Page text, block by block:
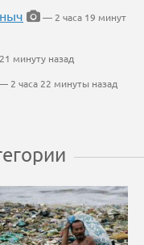
— 2 часа 19 минут
минуту назад
2 часа 22 минуты назад